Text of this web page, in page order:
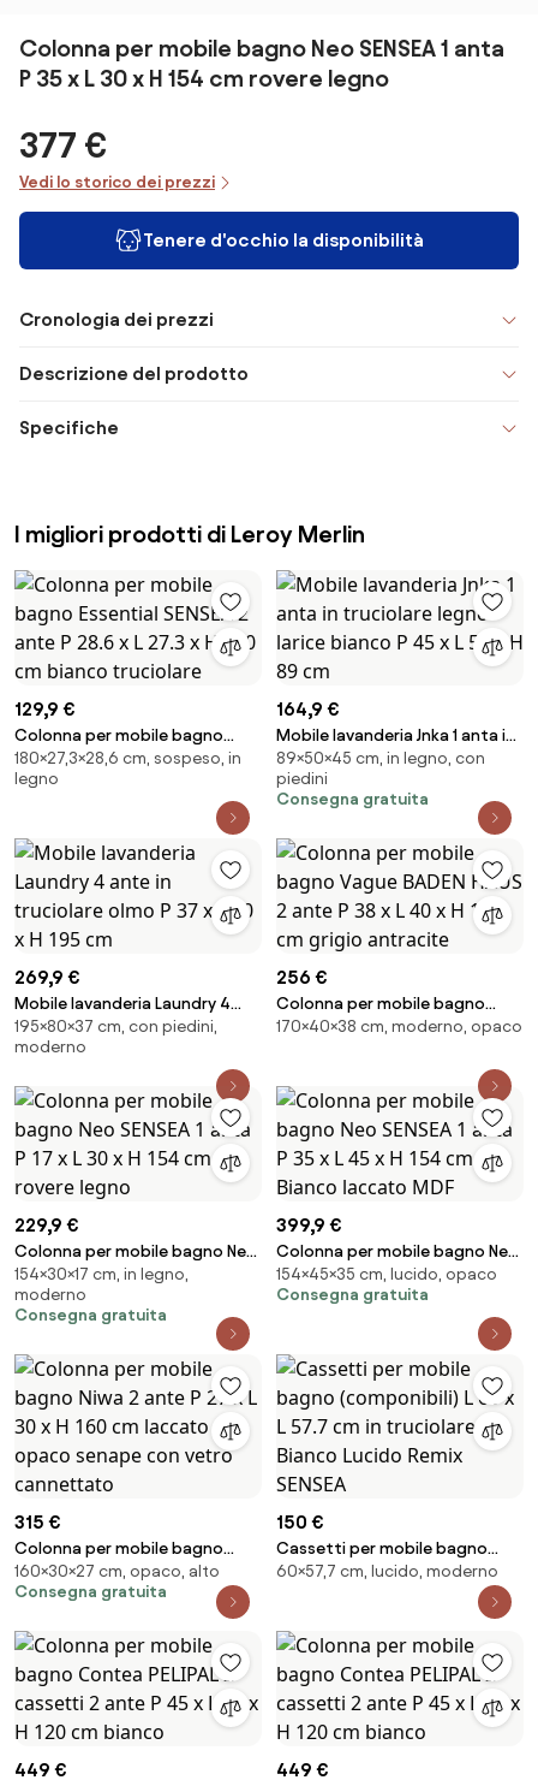
Colonna per mobile bagno Neo SENSEA 1 anta
P 35 x L 30 x H 154 cm rovere legno
377 €
Vedi lo storico dei prezzi
Tenere d'occhio la disponibilità
Cronologia dei prezzi
Descrizione del prodotto
Specifiche
I migliori prodotti di Leroy Merlin
129,9 €
Colonna per mobile bagno
Essential SENSEA 2 ante P 28.6 x
L 27.3 x H 180 cm bianco
180×27,3×28,6 cm, sospeso, in
legno
164,9 €
Mobile lavanderia Jnka 1 anta in
truciolare legno larice bianco P
45 x L 50 x H 89 cm
89×50×45 cm, in legno, con
piedini
Consegna gratuita
269,9 €
Mobile lavanderia Laundry 4
ante in truciolare olmo P 37 x L
80 x H 195 cm
195×80×37 cm, con piedini,
moderno
256 €
Colonna per mobile bagno
Vague BADEN HAUS 2 ante P 38 x
170×40×38 cm, moderno, opaco
229,9 €
Colonna per mobile bagno Neo
SENSEA 1 anta P 17 x L 30 x H 154
cm rovere legno
154×30×17 cm, in legno,
moderno
Consegna gratuita
399,9 €
Colonna per mobile bagno Neo
SENSEA 1 anta P 35 x L 45 x H 154
cm Bianco laccato MDF
154×45×35 cm, lucido, opaco
Consegna gratuita
315 €
Colonna per mobile bagno
Niwa 2 ante P 27 x L 30 x H 160
cm laccato opaco senape con
160×30×27 cm, opaco, alto
Consegna gratuita
150 €
Cassetti per mobile bagno
(componibili) L 60 x L 57.7 cm in
truciolare Bianco Lucido Remix
60×57,7 cm, lucido, moderno
449 € 449 €